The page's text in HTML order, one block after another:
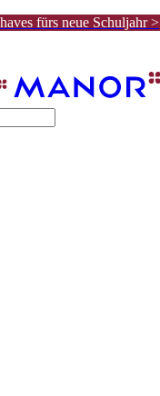
fürs neue Schuljahr >